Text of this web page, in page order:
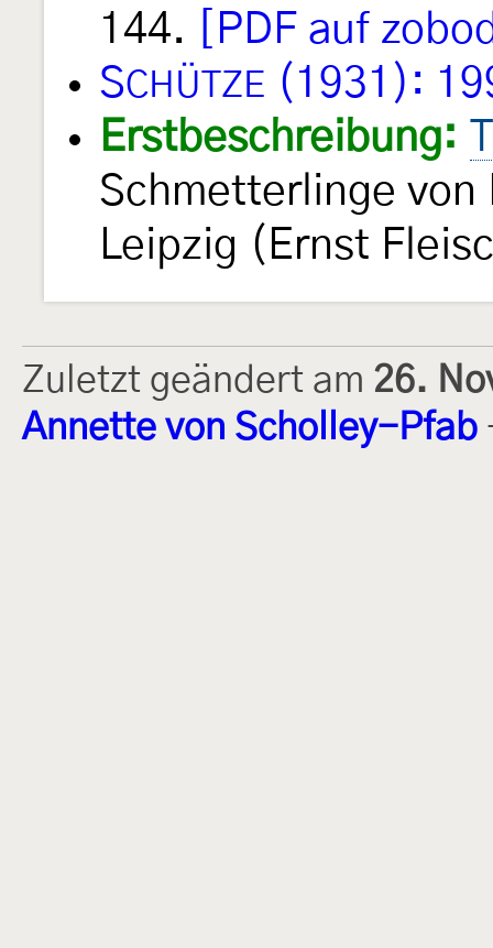
144.
[PDF auf
SCHÜTZE (1931):
Erstbeschreibung:
Schmetterlinge von
Leipzig (Ernst
Zuletzt geändert am 26.
Annette von Scholley-Pfab